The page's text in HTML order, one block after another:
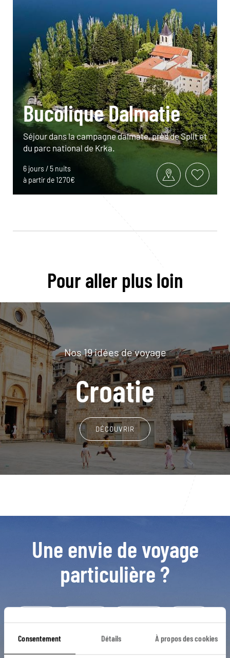
Consentement Détails À propos des cookies
Bucolique Dalmatie
Séjour dans la campagne dalmate, près de Split et
du parc national de Krka.
6 jours / 5 nuits
à partir de 1270€
Pour aller plus loin
Nos 19 idées de voyage
Croatie
DÉCOUVRIR
Une envie de voyage
particulière ?
Chute d'eau
Gorges de la Cetina Parc national de Krka